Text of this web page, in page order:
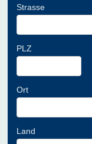
Strasse
PLZ
Ort
Land